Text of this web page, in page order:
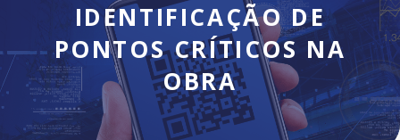
IDENTIFICAÇÃO DE
PONTOS CRÍTICOS NA
OBRA